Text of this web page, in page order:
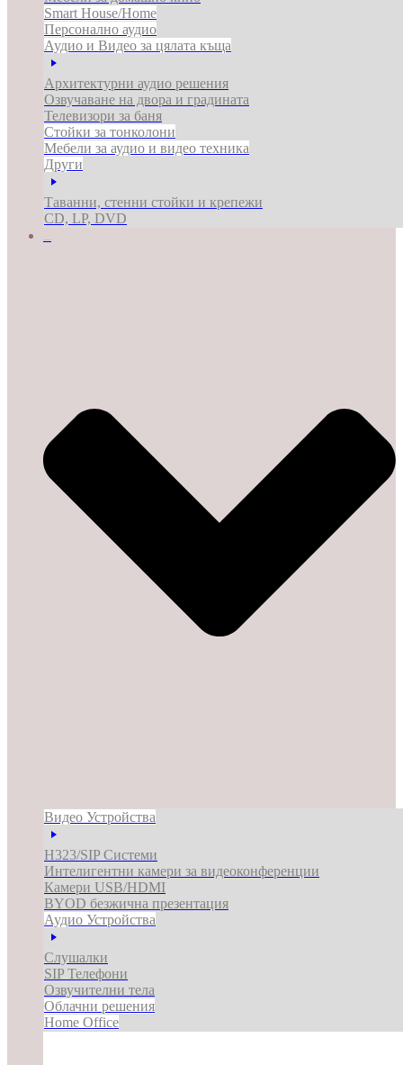
Smart House/Home
Персонално аудио
Аудио и Видео за цялата къща
Архитектурни аудио решения
Озвучаване на двора и градината
Телевизори за баня
Стойки за тонколони
Мебели за аудио и видео техника
Други
Таванни, стенни стойки и крепежи
CD, LP, DVD
Видео Устройства
H323/SIP Системи
Интелигентни камери за видеоконференции
Камери USB/HDMI
BYOD безжична презентация
Аудио Устройства
Слушалки
SIP Телефони
Озвучителни тела
Облачни решения
Home Office